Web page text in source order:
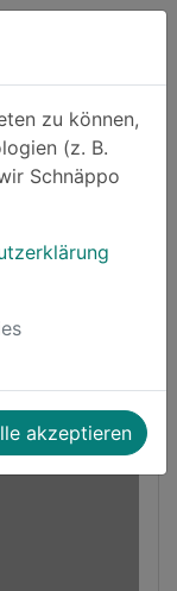
springen
zu können,
(z. B.
Schnäppo
akzeptieren
Suchen
Cashback